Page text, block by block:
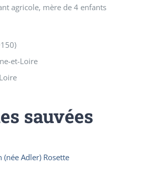
agricole, mère de 4 enfants
)
et-Loire
sauvées
Adler) Rosette